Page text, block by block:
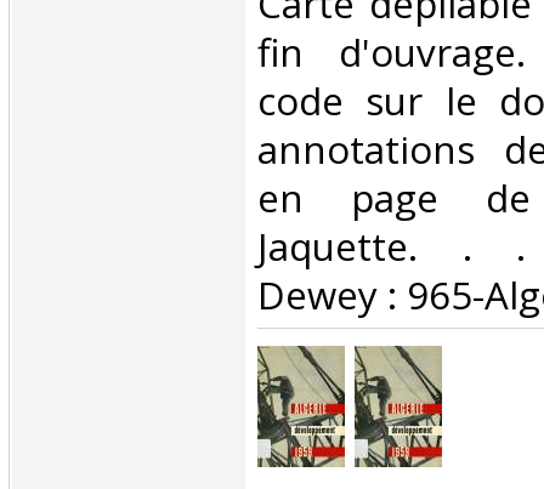
fin
code sur le
annotations
en page
Jaquette. . .
Dewey : 965-